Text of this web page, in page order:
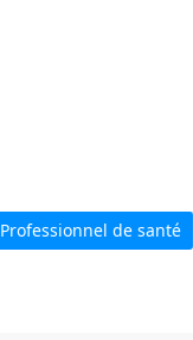
Professionnel de santé